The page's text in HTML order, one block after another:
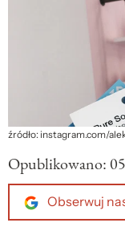
źródło: instagram.com/
Opublikowano:
Obserwuj